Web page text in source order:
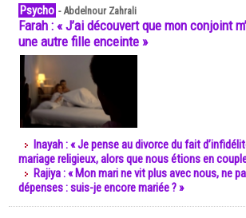
Psycho -Abdelnour Zahrali
Farah : « J’ai découvert que mon conjoint
une autre fille enceinte »
Inayah : « Je pense au divorce du fait
mariage religieux, alors que nous étions en
Rajiya : « Mon mari ne vit plus avec nous, ne
dépenses : suis-je encore mariée ? »